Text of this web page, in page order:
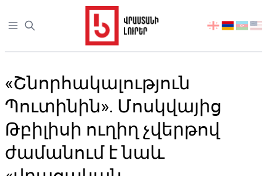
Open sidebar
აირჩიეთ
«Շնորհակալություն
Պուտինին». Մոսկվայից
Թբիլիսի ուղիղ չվերթով
ժամանում է նաև